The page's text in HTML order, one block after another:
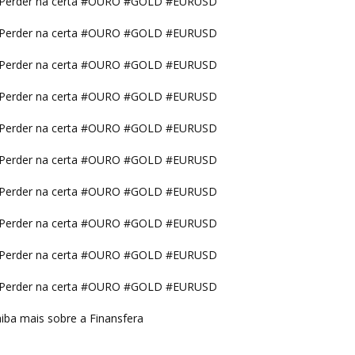
na certa #OURO #GOLD #EURUSD
na certa #OURO #GOLD #EURUSD
na certa #OURO #GOLD #EURUSD
na certa #OURO #GOLD #EURUSD
na certa #OURO #GOLD #EURUSD
na certa #OURO #GOLD #EURUSD
na certa #OURO #GOLD #EURUSD
na certa #OURO #GOLD #EURUSD
na certa #OURO #GOLD #EURUSD
mais sobre a Finansfera